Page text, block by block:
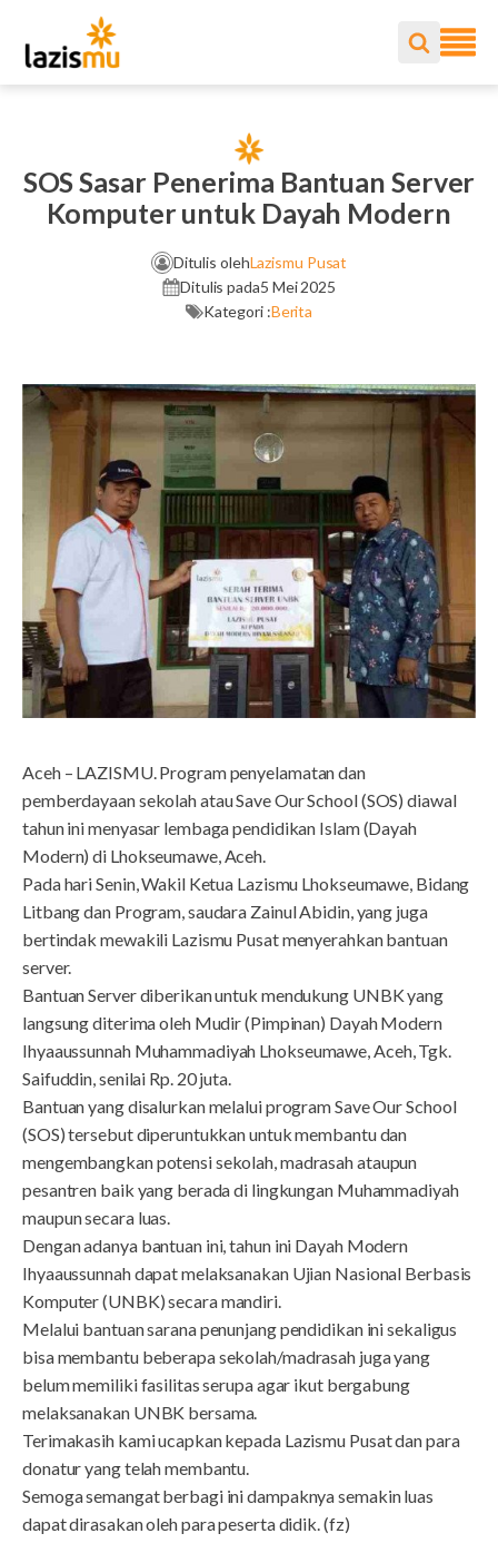
SOS Sasar Penerima Bantuan Server
Komputer untuk Dayah Modern
Ditulis olehLazismu Pusat
Ditulis pada5 Mei 2025
Kategori :Berita
Aceh – LAZISMU. Program penyelamatan dan
pemberdayaan sekolah atau Save Our School (SOS) diawal
tahun ini menyasar lembaga pendidikan Islam (Dayah
Modern) di Lhokseumawe, Aceh.
Pada hari Senin, Wakil Ketua Lazismu Lhokseumawe, Bidang
Litbang dan Program, saudara Zainul Abidin, yang juga
bertindak mewakili Lazismu Pusat menyerahkan bantuan
server.
Bantuan Server diberikan untuk mendukung UNBK yang
langsung diterima oleh Mudir (Pimpinan) Dayah Modern
Ihyaaussunnah Muhammadiyah Lhokseumawe, Aceh, Tgk.
Saifuddin, senilai Rp. 20 juta.
Bantuan yang disalurkan melalui program Save Our School
(SOS) tersebut diperuntukkan untuk membantu dan
mengembangkan potensi sekolah, madrasah ataupun
pesantren baik yang berada di lingkungan Muhammadiyah
maupun secara luas.
Dengan adanya bantuan ini, tahun ini Dayah Modern
Ihyaaussunnah dapat melaksanakan Ujian Nasional Berbasis
Komputer (UNBK) secara mandiri.
Melalui bantuan sarana penunjang pendidikan ini sekaligus
bisa membantu beberapa sekolah/madrasah juga yang
belum memiliki fasilitas serupa agar ikut bergabung
melaksanakan UNBK bersama.
Terimakasih kami ucapkan kepada Lazismu Pusat dan para
donatur yang telah membantu.
Semoga semangat berbagi ini dampaknya semakin luas
dapat dirasakan oleh para peserta didik. (fz)